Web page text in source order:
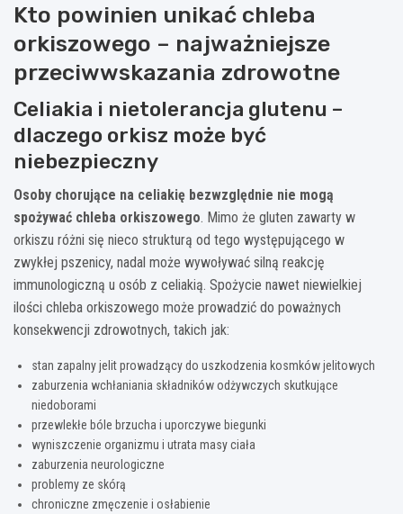
Kto powinien unikać chleba
orkiszowego – najważniejsze
przeciwwskazania zdrowotne
Celiakia i nietolerancja glutenu –
dlaczego orkisz może być
niebezpieczny
Osoby chorujące na celiakię bezwzględnie nie mogą
spożywać chleba orkiszowego. Mimo że gluten zawarty w
orkiszu różni się nieco strukturą od tego występującego w
zwykłej pszenicy, nadal może wywoływać silną reakcję
immunologiczną u osób z celiakią. Spożycie nawet niewielkiej
ilości chleba orkiszowego może prowadzić do poważnych
konsekwencji zdrowotnych, takich jak:
stan zapalny jelit prowadzący do uszkodzenia kosmków jelitowych
zaburzenia wchłaniania składników odżywczych skutkujące
niedoborami
przewlekłe bóle brzucha i uporczywe biegunki
wyniszczenie organizmu i utrata masy ciała
zaburzenia neurologiczne
problemy ze skórą
chroniczne zmęczenie i osłabienie